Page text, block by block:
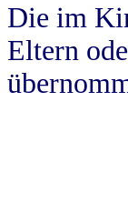
Die im
Eltern